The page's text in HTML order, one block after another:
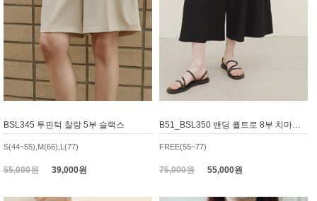
BSL345 투핀턱 찰랑 5부 슬랙스
S(44~55),M(66),L(77)
55,000원39,000원
B51_BSL350 밴딩 퀼트로 8부 치마바지, 와이드팬츠
FREE(55~77)
75,000원55,000원